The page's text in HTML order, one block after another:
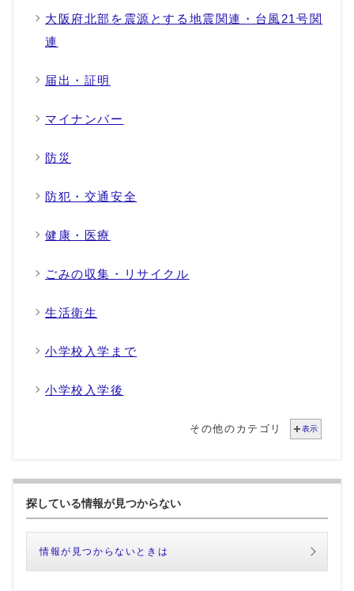
大阪府北部を震源とする地震関連・台風21号関
連
届出・証明
マイナンバー
防災
防犯・交通安全
健康・医療
ごみの収集・リサイクル
生活衛生
小学校入学まで
小学校入学後
その他のカテゴリ 表示
探している情報が見つからない
情報が見つからないときは